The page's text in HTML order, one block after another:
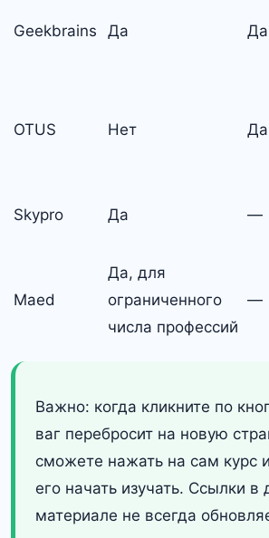
Geekbrains Да Да
OTUS Нет Да
Skypro Да —
Maed
Да, для
ограниченного
числа профессий
—
Важно: когда кликните по
ваг перебросит на новую
сможете нажать на сам курс
его начать изучать. Ссылки в
материале не всегда